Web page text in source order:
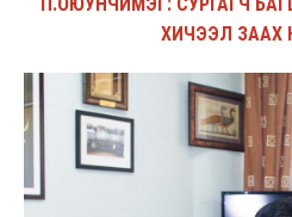
ХИЧЭЭЛ ЗААХ